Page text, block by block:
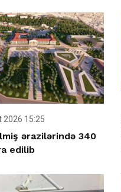
2026 15:25
ərazilərində 340
edilib